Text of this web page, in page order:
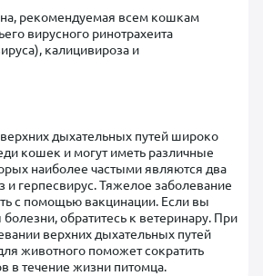
рекомендуемая всем кошкам
вирусного ринотрахеита
калицивироза и
дыхательных путей широко
кошек и могут иметь различные
наиболее частыми являются два
и герпесвирус. Тяжелое заболевание
с помощью вакцинации. Если вы
обратитесь к ветеринару. При
верхних дыхательных путей
животного поможет сократить
в течение жизни питомца.